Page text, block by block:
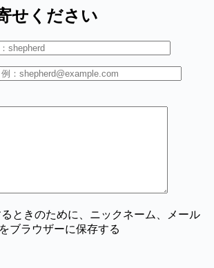
せください
ときのために、ニックネーム、メール
ブラウザーに保存する